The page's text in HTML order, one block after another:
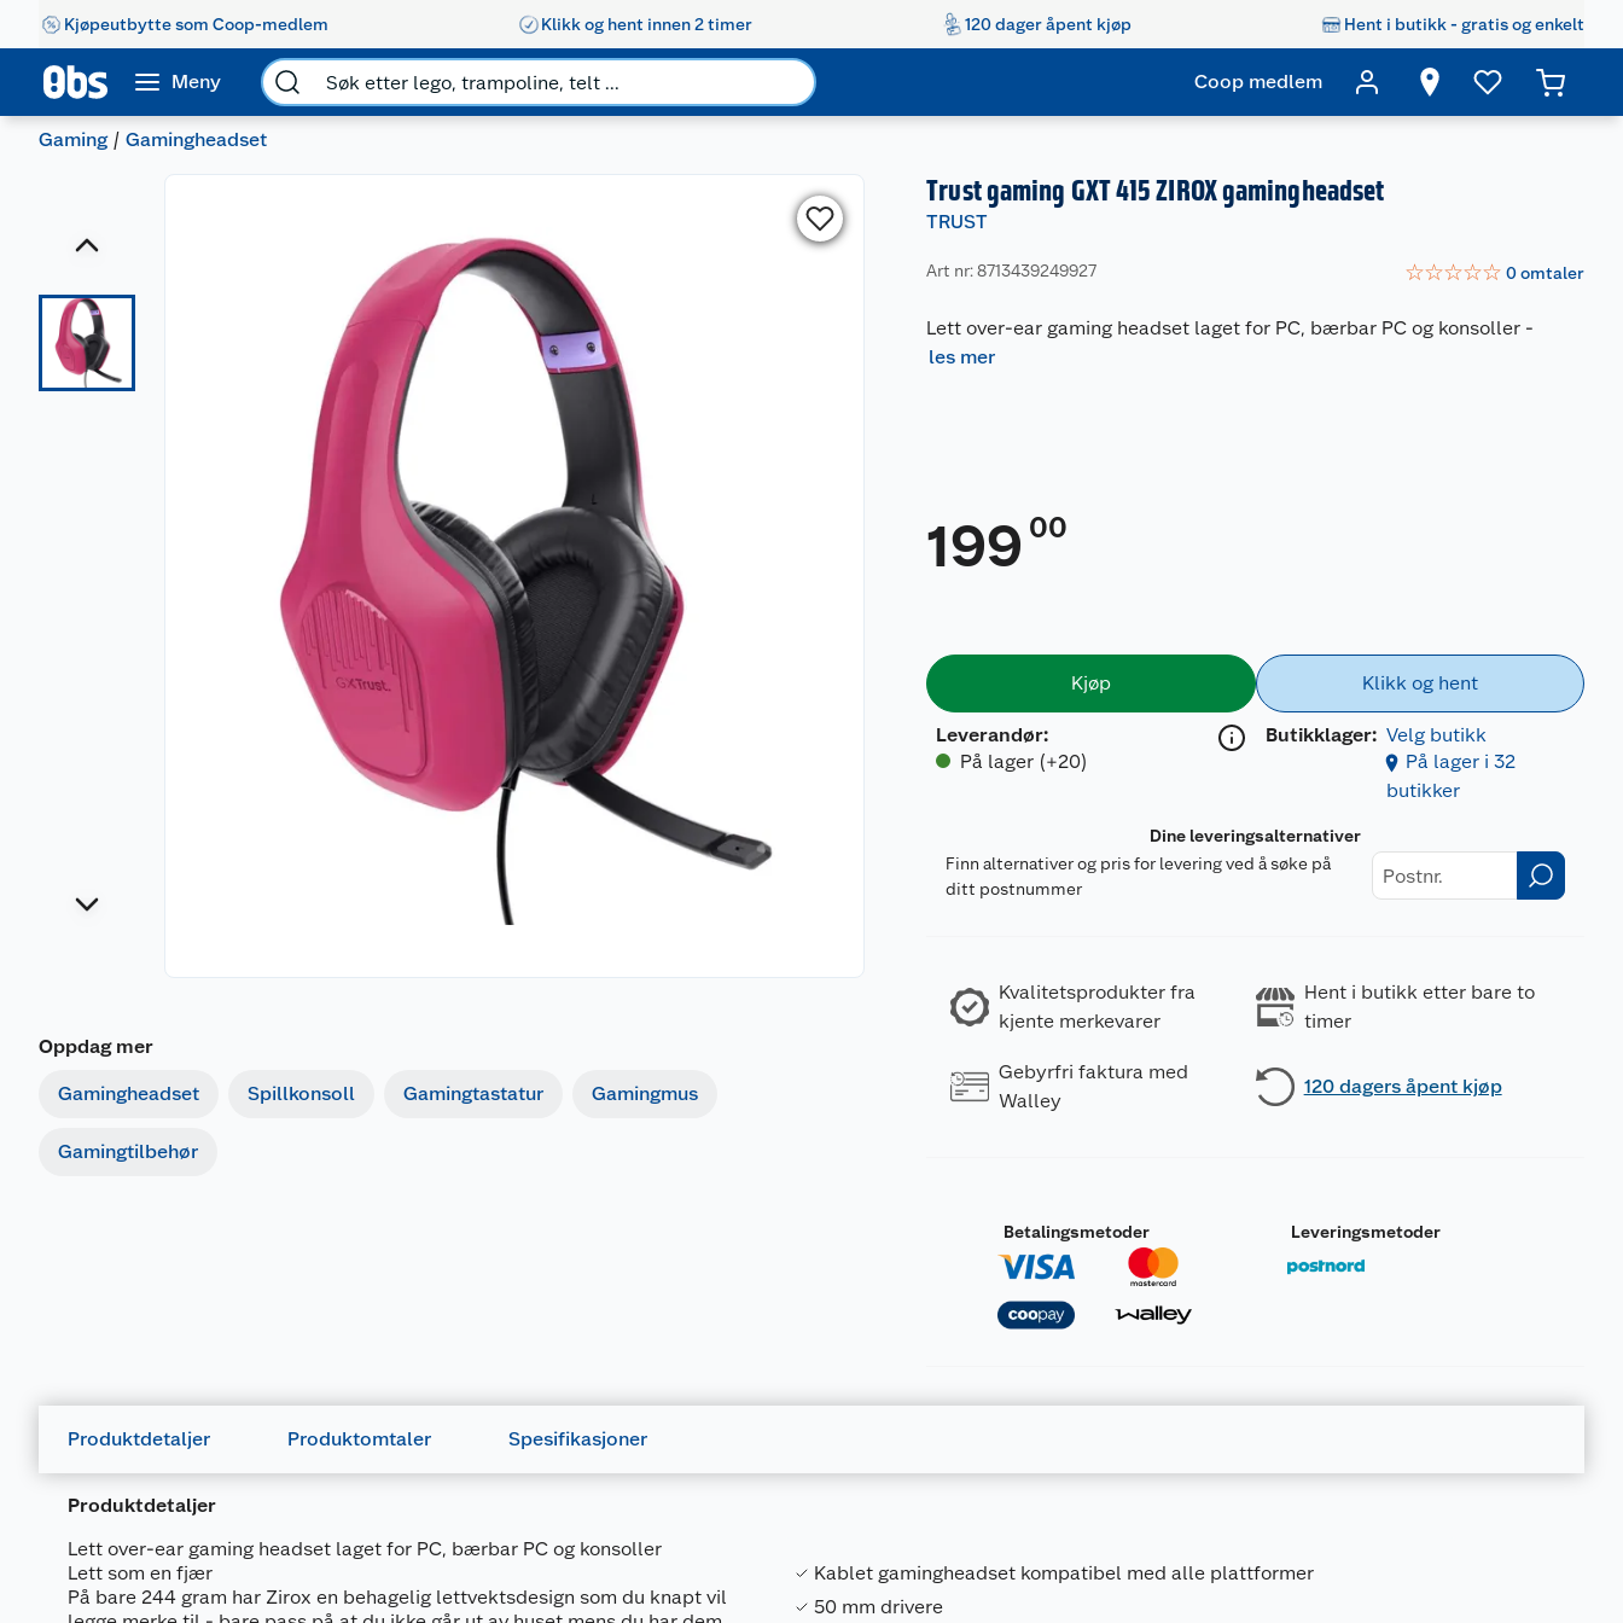
Kjøpeutbytte som Coop-medlem Klikk og hent innen 2 timer 120 dager åpent kjøp Hent i butikk - gratis og enkelt
Meny Coop medlem
Gaming Gamingheadset
Oppdag mer
Gamingheadset Spillkonsoll Gamingtastatur Gamingmus
Gamingtilbehør
Trust gaming GXT 415 ZIROX gamingheadset
TRUST
Art nr: 8713439249927 ☆☆☆☆☆ 0omtaler
Lett over-ear gaming headset laget for PC, bærbar PC og konsoller -
les mer
199 00
Kjøp
Leverandør:
På lager (+20)
Klikk og hent
Butikklager: Velg butikk
På lager i 32
butikker
Dine leveringsalternativer
Finn alternativer og pris for levering ved å søke på
ditt postnummer
Kvalitetsprodukter fra
kjente merkevarer
Hent i butikk etter bare to
timer
Gebyrfri faktura med
Walley
120 dagers åpent kjøp
Betalingsmetoder Leveringsmetoder
Produktdetaljer Produktomtaler Spesifikasjoner
Produktdetaljer
Lett over-ear gaming headset laget for PC, bærbar PC og konsoller
Lett som en fjær
På bare 244 gram har Zirox en behagelig lettvektsdesign som du knapt vil
Kablet gamingheadset kompatibel med alle plattformer
50 mm drivere